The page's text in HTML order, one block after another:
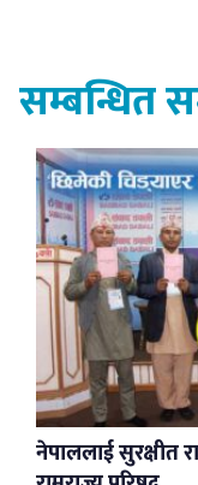
सम्बन्धित
नेपाललाई सुरक्षीत